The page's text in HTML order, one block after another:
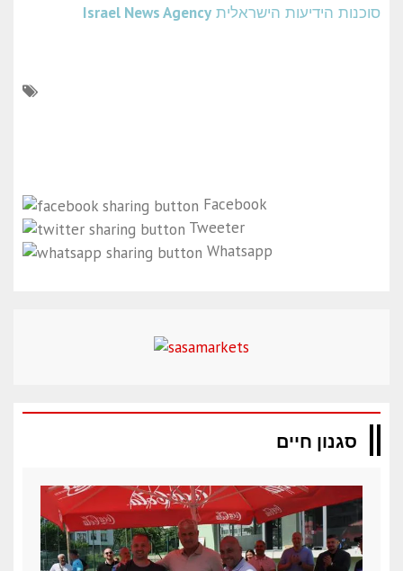
סוכנות הידיעות הישראלית Israel News Agency
Facebook
Tweeter
Whatsapp
סגנון חיים